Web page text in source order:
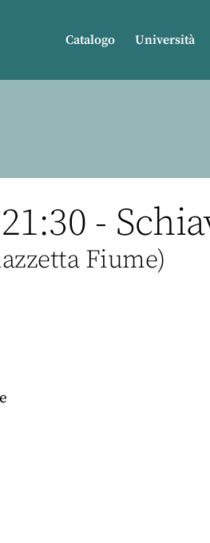
Catalogo Università
-
Fiume)